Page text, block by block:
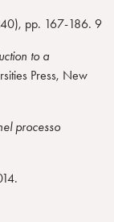
pp. 167-186. 9
to a
Press, New
processo